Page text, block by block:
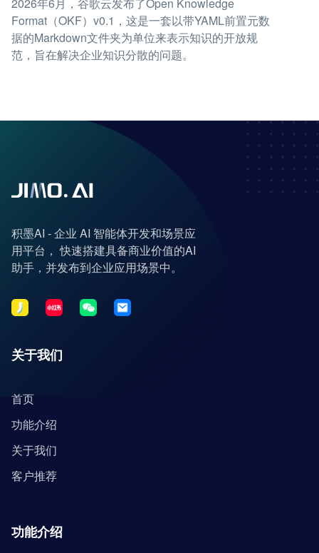
2026年6月，谷歌云发布了Open Knowledge
Format（OKF）v0.1，这是一套以带YAML前置元数
据的Markdown文件夹为单位来表示知识的开放规
范，旨在解决企业知识分散的问题。
积墨AI - 企业 AI 智能体开发和场景应
用平台， 快速搭建具备商业价值的AI
助手，并发布到企业应用场景中。
关于我们
首页
功能介绍
关于我们
客户推荐
功能介绍